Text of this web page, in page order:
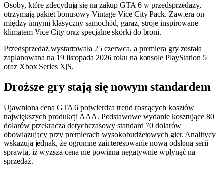
Osoby, które zdecydują się na zakup GTA 6 w przedsprzedaży,
otrzymają pakiet bonusowy Vintage Vice City Pack. Zawiera on
między innymi klasyczny samochód, garaż, stroje inspirowane
klimatem Vice City oraz specjalne skórki do broni.
Przedsprzedaż wystartowała 25 czerwca, a premiera gry została
zaplanowana na 19 listopada 2026 roku na konsole PlayStation 5
oraz Xbox Series X|S.
Droższe gry stają się nowym standardem
Ujawniona cena GTA 6 potwierdza trend rosnących kosztów
największych produkcji AAA. Podstawowe wydanie kosztujące 80
dolarów przekracza dotychczasowy standard 70 dolarów
obowiązujący przy premierach wysokobudżetowych gier. Analitycy
wskazują jednak, że ogromne zainteresowanie nową odsłoną serii
sprawia, iż wyższa cena nie powinna negatywnie wpłynąć na
sprzedaż.